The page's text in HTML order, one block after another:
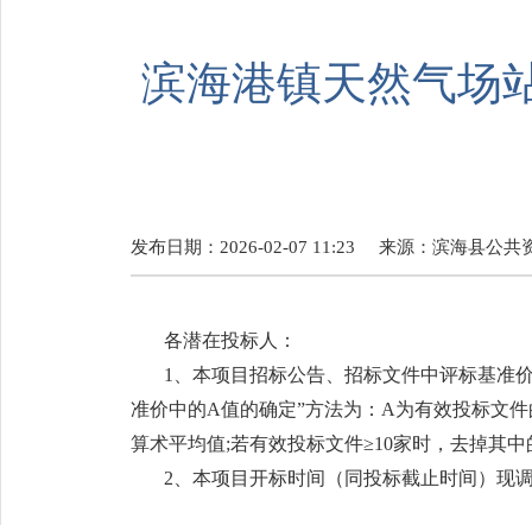
滨海港镇天然气场
发布日期：2026-02-07 11:23 来源： 滨海县公共
各潜在投标人：
1、本项目招标公告、招标文件中评标基准
准价中的A值的确定”方法为：A为有效投标文
算术平均值;若有效投标文件≥10家时，去掉其
2、本项目开标时间（同投标截止时间）现